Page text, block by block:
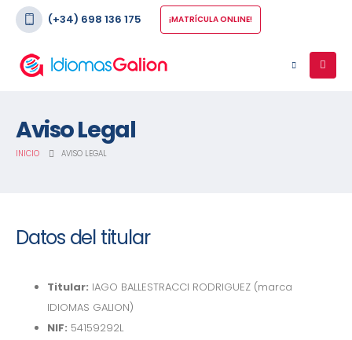
(+34) 698 136 175 ¡MATRÍCULA ONLINE!
Aviso Legal
INICIO AVISO LEGAL
Datos del titular
Titular: IAGO BALLESTRACCI RODRIGUEZ (marca
IDIOMAS GALION)
NIF: 54159292L